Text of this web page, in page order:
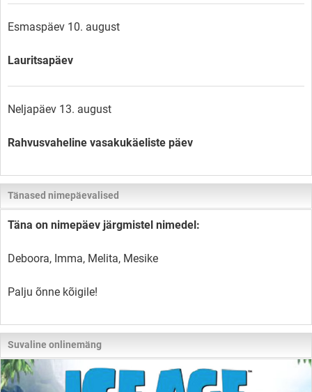
Esmaspäev 10. august
Lauritsapäev
Neljapäev 13. august
Rahvusvaheline vasakukäeliste päev
Tänased nimepäevalised
Täna on nimepäev järgmistel nimedel:
Deboora, Imma, Melita, Mesike
Palju õnne kõigile!
Suvaline onlinemäng